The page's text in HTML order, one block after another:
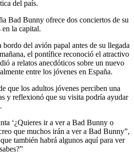
del país.
Bad Bunny ofrece dos conciertos de su
en la capital.
del avión papal antes de su llegada
el pontífice reconoció el atractivo
a relatos anecdóticos sobre un nuevo
entre los jóvenes en España.
que los adultos jóvenes perciben una
y reflexionó que su visita podría ayudar
‘¿Quieres ir a ver a Bad Bunny o
que muchos irán a ver a Bad Bunny”,
también habrá algunos aquí para ver